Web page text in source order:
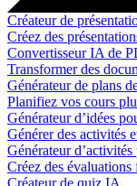
Créateur de
Créez des
Convertisseur IA de
Transformer des
Générateur de plans
Planifiez vos cours
Générateur d’idées
Générer des activités
Générateur
Créez des
Créateur de quiz IA